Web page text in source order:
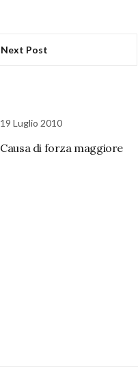
Next Post
19 Luglio 2010
Causa di forza maggiore